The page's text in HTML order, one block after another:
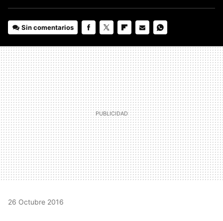
Sin comentarios
MAIL
26 Octubre 2016